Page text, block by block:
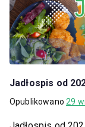
Jadłospis od
Opublikowano29